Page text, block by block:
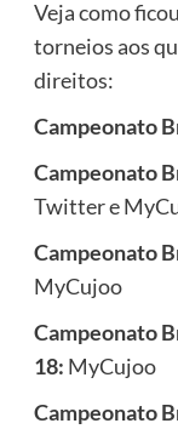
Veja como
torneios aos
direitos:
Campeonato
Campeonato
Twitter e
Campeonato
MyCujoo
Campeonato
18: MyCujoo
Campeonato